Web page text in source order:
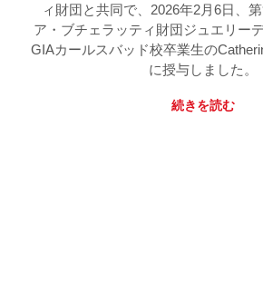
ィ財団と共同で、2026年2月6日、
ア・ブチェラッティ財団ジュエリー
GIAカールスバッド校卒業生の
に授与しました。
続きを読む